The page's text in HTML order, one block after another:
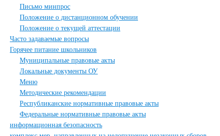
Письмо минпрос
Положение о дистанционном обучении
Положение о текущей аттестации
Часто задаваемые вопросы
Горячее питание школьников
Муниципальные правовые акты
Локальные документы ОУ
Меню
Методические рекомендации
Республиканские нормативные правовые акты
Федеральные нормативные правовые акты
информационная безопасноcть